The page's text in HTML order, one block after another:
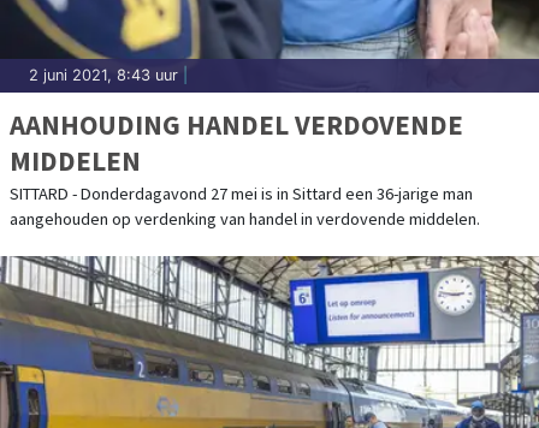
2 juni 2021, 8:43 uur
AANHOUDING HANDEL VERDOVENDE
MIDDELEN
SITTARD - Donderdagavond 27 mei is in Sittard een 36-jarige man
aangehouden op verdenking van handel in verdovende middelen.